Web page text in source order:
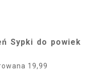
Sypki do powiek
19,99